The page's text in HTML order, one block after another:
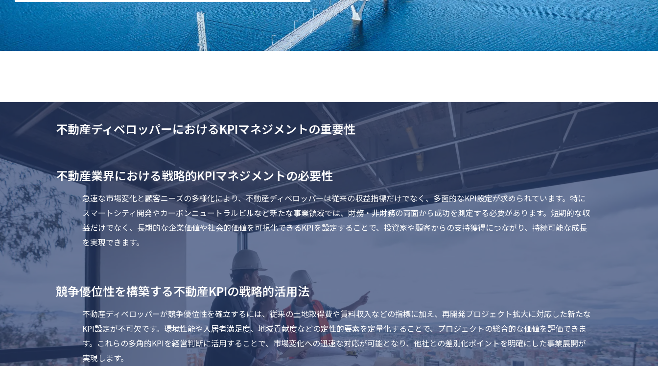
不動産ディベロッパーにおけるKPIマネジメントの重要性
不動産業界における戦略的KPIマネジメントの必要性
急速な市場変化と顧客ニーズの多様化により、不動産ディベロッパーは従来の収益指標だけでなく、多面的なKPI設定が求められています。特に
スマートシティ開発やカーボンニュートラルビルなど新たな事業領域では、財務・非財務の両面から成功を測定する必要があります。短期的な収
益だけでなく、長期的な企業価値や社会的価値を可視化できるKPIを設定することで、投資家や顧客からの支持獲得につながり、持続可能な成長
を実現できます。
競争優位性を構築する不動産KPIの戦略的活用法
不動産ディベロッパーが競争優位性を確立するには、従来の土地取得費や賃料収入などの指標に加え、再開発プロジェクト拡大に対応した新たな
KPI設定が不可欠です。環境性能や入居者満足度、地域貢献度などの定性的要素を定量化することで、プロジェクトの総合的な価値を評価できま
す。これらの多角的KPIを経営判断に活用することで、市場変化への迅速な対応が可能となり、他社との差別化ポイントを明確にした事業展開が
実現します。